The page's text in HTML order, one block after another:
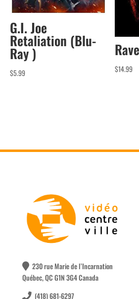
G.I. Joe
Retaliation (Blu-
Ray )
$5.99 $14.99
230 rue Marie de l’Incarnation
Québec, QC G1N 3G4 Canada
(418) 681-6297